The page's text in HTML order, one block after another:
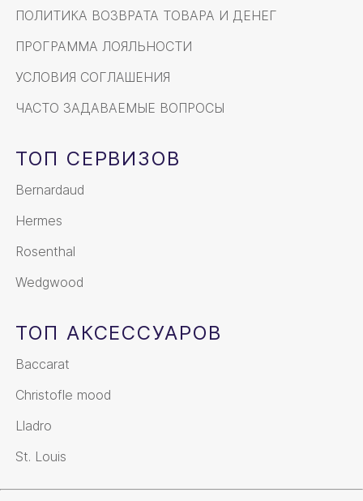
ПОЛИТИКА ВОЗВРАТА ТОВАРА И ДЕНЕГ
ПРОГРАММА ЛОЯЛЬНОСТИ
УСЛОВИЯ СОГЛАШЕНИЯ
ЧАСТО ЗАДАВАЕМЫЕ ВОПРОСЫ
ТОП СЕРВИЗОВ
Bernardaud
Hermes
Rosenthal
Wedgwood
ТОП АКСЕССУАРОВ
Baccarat
Christofle mood
Lladro
St. Louis